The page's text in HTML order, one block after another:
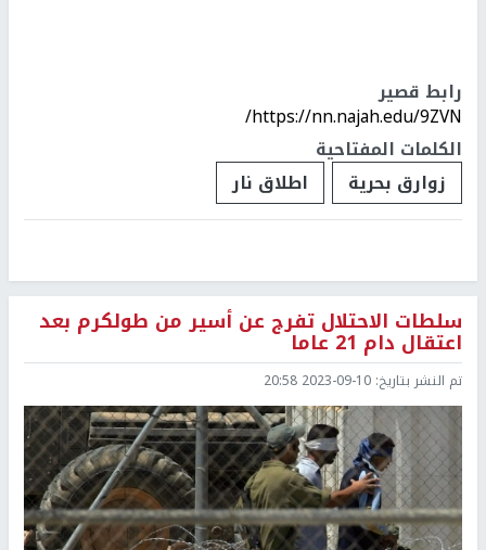
رابط قصير
https://nn.najah.edu/9ZVN/
الكلمات المفتاحية
زوارق بحرية
اطلاق نار
سلطات الاحتلال تفرج عن أسير من طولكرم بعد
اعتقال دام 21 عاما
تم النشر بتاريخ: 2023-09-10 20:58